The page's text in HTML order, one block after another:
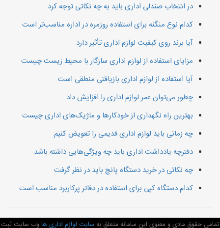
در انتخاب صندلی اداری باید به چه نکاتی توجه کرد
کدام نوع منگنه برای استفاده روزمره در اداره مناسب‌تر است
آیا برند روی کیفیت لوازم اداری تأثیر دارد
مزایای استفاده از لوازم اداری سازگار با محیط زیست چیست
آیا استفاده از لوازم اداری بازیافتی منطقی است
چطور می‌توان عمر لوازم اداری را افزایش داد
بهترین راه نگهداری از خودکارها و ماژیک‌های اداری چیست
چه زمانی باید لوازم اداری قدیمی را تعویض کنیم
دفترچه یادداشت اداری باید چه ویژگی‌هایی داشته باشد
چه نکاتی در خرید دستگاه پانچ باید در نظر گرفت
کدام دستگاه کپی برای استفاده در دفاتر پرکاربرد مناسب است
تمامی حقوق مادی و معنوی این سامانه متعلق به سایت لوازم اداری هاوب سایت ثبت